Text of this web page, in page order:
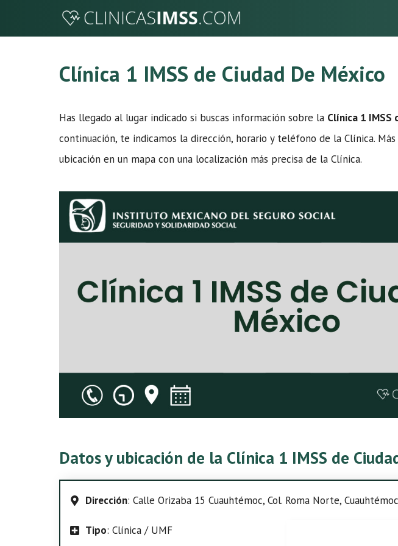
Clínica 1 IMSS de Ciudad De México
Has llegado al lugar indicado si buscas información sobre la Clínica 1 IMSS
continuación, te indicamos la dirección, horario y teléfono de la Clínica.
ubicación en un mapa con una localización más precisa de la Clínica.
Datos y ubicación de la Clínica 1 IMSS de
Dirección: Calle Orizaba 15 Cuauhtémoc, Col. Roma Norte,
Tipo: Clínica / UMF